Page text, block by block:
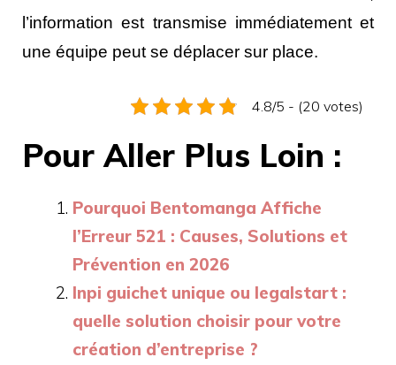
l’information est transmise immédiatement et
une équipe peut se déplacer sur place.
4.8/5 - (20 votes)
Pour Aller Plus Loin :
Pourquoi Bentomanga Affiche
l’Erreur 521 : Causes, Solutions et
Prévention en 2026
Inpi guichet unique ou legalstart :
quelle solution choisir pour votre
création d’entreprise ?